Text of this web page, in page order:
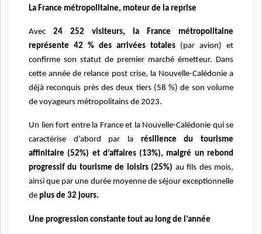
La France métropolitaine, moteur de la reprise
Avec 24 252 visiteurs, la France métropolitaine
représente 42 % des arrivées totales (par avion) et
confirme son statut de premier marché émetteur. Dans
cette année de relance post crise, la Nouvelle-Calédonie a
déjà reconquis près des deux tiers (58 %) de son volume
de voyageurs métropolitains de 2023.
Un lien fort entre la France et la Nouvelle-Calédonie qui se
caractérise d’abord par la résilience du tourisme
affinitaire (52%) et d’affaires (13%), malgré un rebond
progressif du tourisme de loisirs (25%) au fils des mois,
ainsi que par une durée moyenne de séjour exceptionnelle
de plus de 32 jours.
Une progression constante tout au long de l’année